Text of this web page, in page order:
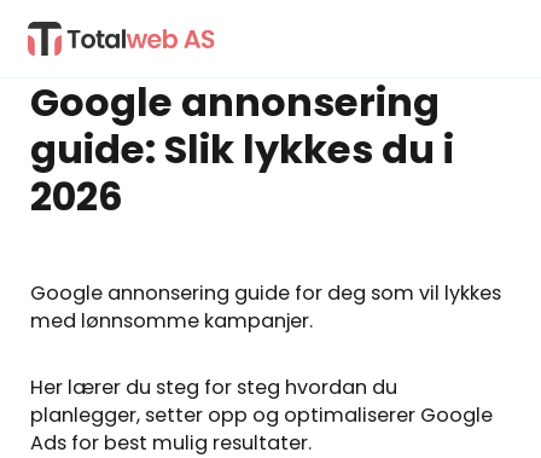
Google annonsering
guide: Slik lykkes du i
2026
Google annonsering guide for deg som vil lykkes
med lønnsomme kampanjer.
Her lærer du steg for steg hvordan du
planlegger, setter opp og optimaliserer Google
Ads for best mulig resultater.